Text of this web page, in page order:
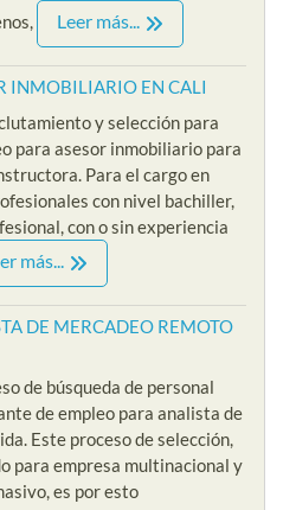
Leer más...
INMOBILIARIO EN CALI
y selección para
para asesor inmobiliario para
Para el cargo en
con nivel bachiller,
con o sin experiencia
más...
DE MERCADEO REMOTO
de búsqueda de personal
de empleo para analista de
Este proceso de selección,
para empresa multinacional y
es por esto